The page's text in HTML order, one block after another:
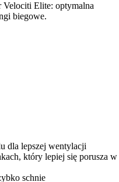
Elite: optymalna
biegowe.
dla lepszej wentylacji
który lepiej się porusza w
schnie